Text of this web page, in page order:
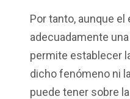
Por tanto, aunque
adecuadamente
permite establecer
dicho fenómeno ni
puede tener sobre